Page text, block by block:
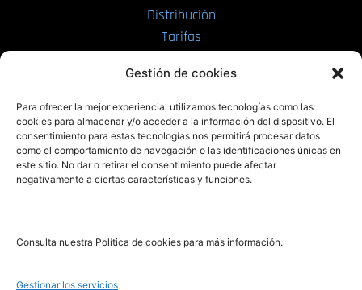
Gestión de cookies
Para ofrecer la mejor experiencia, utilizamos tecnologías como las
cookies para almacenar y/o acceder a la información del dispositivo. El
consentimiento para estas tecnologías nos permitirá procesar datos
como el comportamiento de navegación o las identificaciones únicas en
este sitio. No dar o retirar el consentimiento puede afectar
negativamente a ciertas características y funciones.
Consulta nuestra Política de cookies para más información.
Gestionar los servicios
Distribución
Tarifas
PRL | Films
PRL | Play
PRL | LAB
Noticias